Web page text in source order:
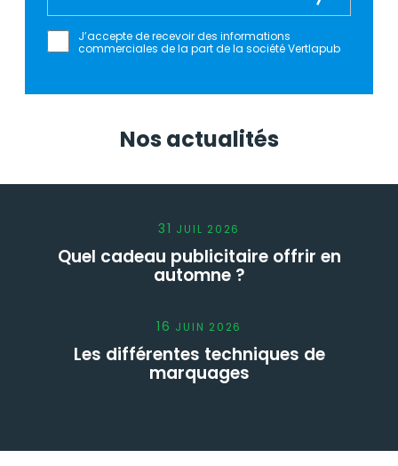
J’accepte de recevoir des informations
commerciales de la part de la société Vertlapub
Nos actualités
31 JUIL 2026
Quel cadeau publicitaire offrir en
automne ?
16 JUIN 2026
Les différentes techniques de
marquages